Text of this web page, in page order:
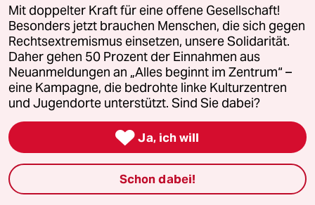
taz Archiv
Mehr taz Angebote
Kantine
Shop
Mit doppelter Kraft für eine offene Gesellschaft!
Besonders jetzt brauchen Menschen, die sich gegen
Rechtsextremismus einsetzen, unsere Solidarität.
Daher gehen 50 Prozent der Einnahmen aus
Neuanmeldungen an „Alles beginnt im Zentrum“ –
eine Kampagne, die bedrohte linke Kulturzentren
und Jugendorte unterstützt. Sind Sie dabei?
 Ja, ich will
Schon dabei!